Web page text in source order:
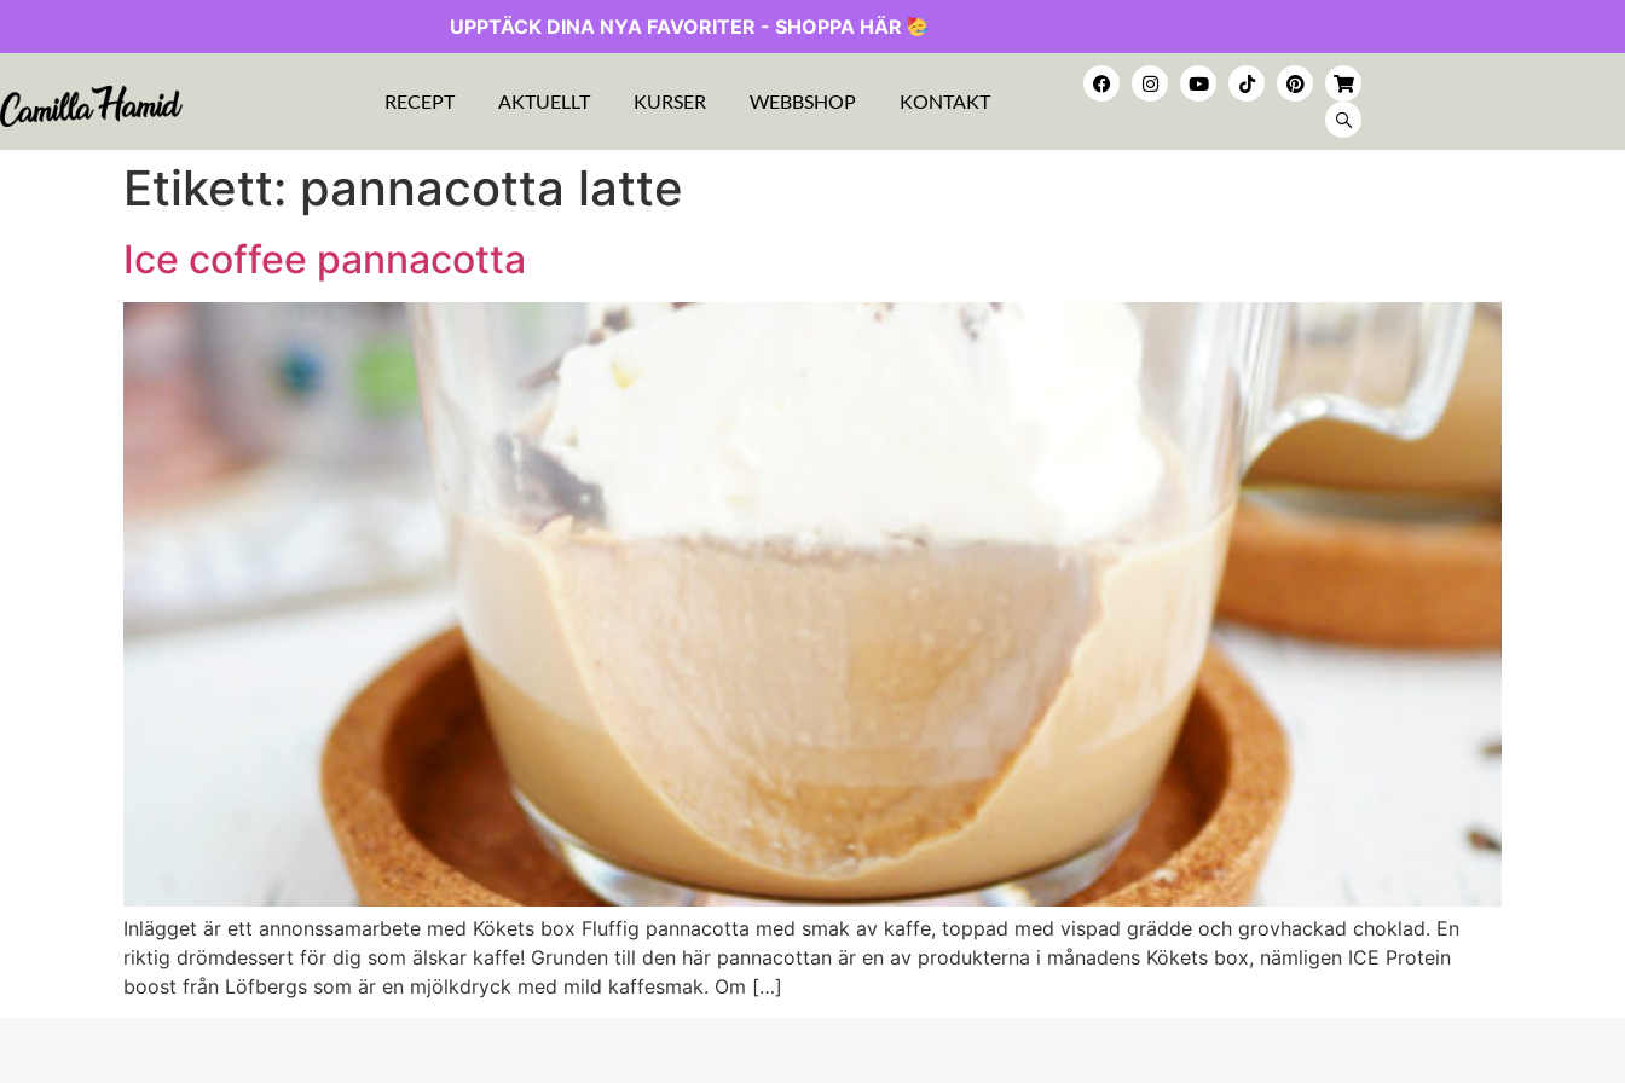
UPPTÄCK DINA NYA FAVORITER - SHOPPA HÄR
RECEPT AKTUELLT KURSER WEBBSHOP KONTAKT
Etikett: pannacotta latte
Ice coffee pannacotta
Inlägget är ett annonssamarbete med Kökets box Fluffig pannacotta med smak av kaffe, toppad med vispad grädde och grovhackad choklad. En
riktig drömdessert för dig som älskar kaffe! Grunden till den här pannacottan är en av produkterna i månadens Kökets box, nämligen ICE Protein
boost från Löfbergs som är en mjölkdryck med mild kaffesmak. Om […]